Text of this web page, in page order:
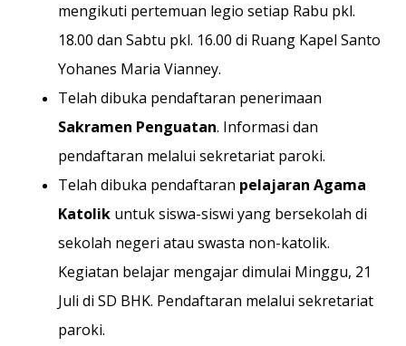
mengikuti pertemuan legio setiap Rabu pkl.
18.00 dan Sabtu pkl. 16.00 di Ruang Kapel Santo
Yohanes Maria Vianney.
Telah dibuka pendaftaran penerimaan
Sakramen Penguatan. Informasi dan
pendaftaran melalui sekretariat paroki.
Telah dibuka pendaftaran pelajaran Agama
Katolik untuk siswa-siswi yang bersekolah di
sekolah negeri atau swasta non-katolik.
Kegiatan belajar mengajar dimulai Minggu, 21
Juli di SD BHK. Pendaftaran melalui sekretariat
paroki.